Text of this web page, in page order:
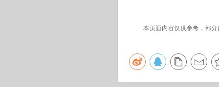
本页面内容仅供参考，部